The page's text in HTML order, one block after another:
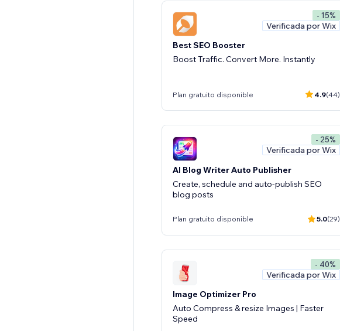
- 15%
Verificada por Wix
Best SEO Booster
Boost Traffic. Convert More. Instantly
Plan gratuito disponible 4.9(44)
- 25%
Verificada por Wix
AI Blog Writer Auto Publisher
Create, schedule and auto-publish SEO
blog posts
Plan gratuito disponible 5.0(29)
- 40%
Verificada por Wix
Image Optimizer Pro
Auto Compress & resize Images | Faster
Speed